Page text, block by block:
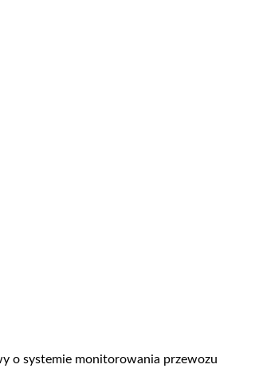
o systemie monitorowania przewozu